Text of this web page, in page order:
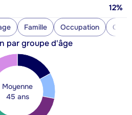
12%
Famille Occupation
par groupe d'âge
Moyenne
45 ans